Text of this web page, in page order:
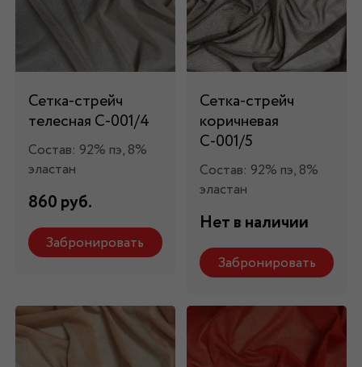
Сетка-стрейч
телесная С-001/4
Состав: 92% пэ, 8%
эластан
860 руб.
Забронировать
Сетка-стрейч
коричневая
С-001/5
Состав: 92% пэ, 8%
эластан
Нет в наличии
Забронировать